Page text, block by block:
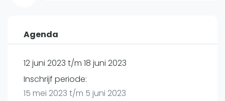
Forum
Blog artikelen
Vragen over padel
Padelgear
Agenda
12 juni 2023 t/m 18 juni 2023
Inschrijf periode:
15 mei 2023 t/m 5 juni 2023